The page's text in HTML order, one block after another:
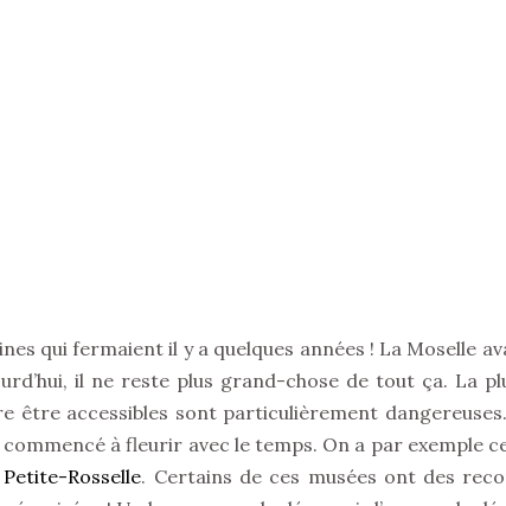
qui fermaient il y a quelques années ! La Moselle
il ne reste plus grand-chose de tout ça. La
être accessibles sont particulièrement
à fleurir avec le temps. On a par exemple
Rosselle. Certains de ces musées ont des